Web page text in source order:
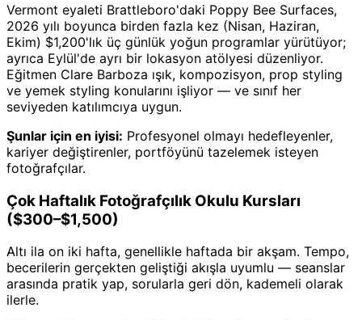
Vermont eyaleti Brattleboro'daki Poppy Bee Surfaces,
2026 yılı boyunca birden fazla kez (Nisan, Haziran,
Ekim) $1,200'lık üç günlük yoğun programlar yürütüyor;
ayrıca Eylül'de ayrı bir lokasyon atölyesi düzenliyor.
Eğitmen Clare Barboza ışık, kompozisyon, prop styling
ve yemek styling konularını işliyor — ve sınıf her
seviyeden katılımcıya uygun.
Şunlar için en iyisi: Profesyonel olmayı hedefleyenler,
kariyer değiştirenler, portföyünü tazelemek isteyen
fotoğrafçılar.
Çok Haftalık Fotoğrafçılık Okulu Kursları
($300–$1,500)
Altı ila on iki hafta, genellikle haftada bir akşam. Tempo,
becerilerin gerçekten geliştiği akışla uyumlu — seanslar
arasında pratik yap, sorularla geri dön, kademeli olarak
ilerle.